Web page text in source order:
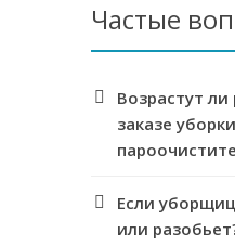
Частые
Возрастут ли
заказе уборки
Если
или